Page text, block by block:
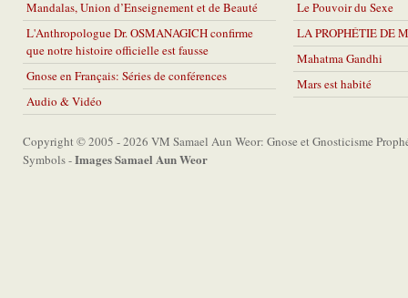
Mandalas, Union d’Enseignement et de Beauté
L'Anthropologue Dr. OSMANAGICH confirme
que notre histoire officielle est fausse
Gnose en Français: Séries de conférences
Audio & Vidéo
Le Pouvoir du Sexe
LA PROPHÉTIE DE
Mahatma Gandhi
Mars est habité
Copyright © 2005 - 2026 VM Samael Aun Weor: Gnose et Gnosticisme
Symbols -Images Samael Aun Weor